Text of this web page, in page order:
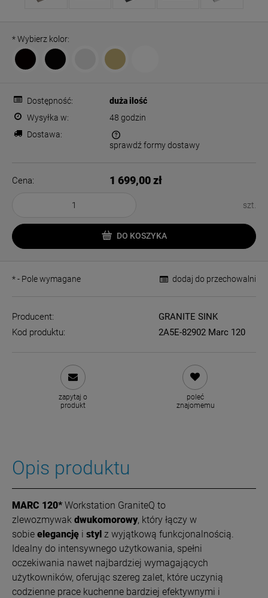
*Wybierz kolor:
Dostępność:
duża ilość
Wysyłka w:
48 godzin
Dostawa:
Cena nie zawiera ewentualnych kosztów płatności
sprawdź formy dostawy
Cena: 1 699,00 zł
szt.
DO KOSZYKA
dodaj do przechowalni
*- Pole wymagane
Producent:
GRANITE SINK
Kod produktu:
2A5E-82902 Marc 120
zapytaj o
produkt
poleć
znajomemu
Opis produktu
MARC 120*Workstation GraniteQ to
zlewozmywak dwukomorowy, który łączy w
sobie elegancję i styl z wyjątkową funkcjonalnością.
Idealny do intensywnego użytkowania, spełni
oczekiwania nawet najbardziej wymagających
użytkowników, oferując szereg zalet, które uczynią
codzienne prace kuchenne bardziej efektywnymi i